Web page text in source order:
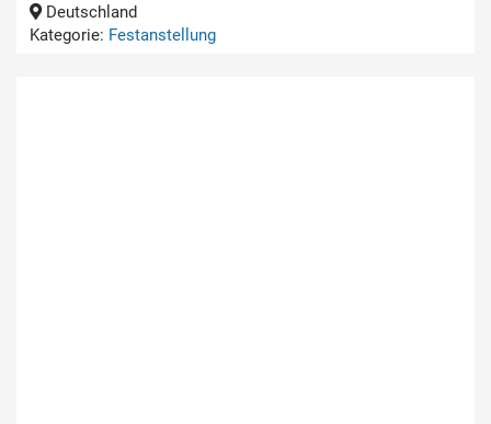
Deutschland
Kategorie: Festanstellung